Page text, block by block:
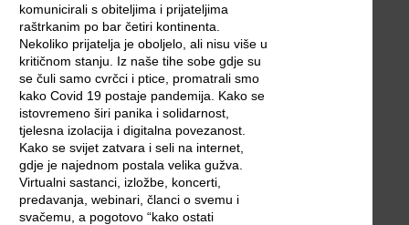
komunicirali s obiteljima i prijateljima
raštrkanim po bar četiri kontinenta.
Nekoliko prijatelja je oboljelo, ali nisu više u
kritičnom stanju. Iz naše tihe sobe gdje su
se čuli samo cvrčci i ptice, promatrali smo
kako Covid 19 postaje pandemija. Kako se
istovremeno širi panika i solidarnost,
tjelesna izolacija i digitalna povezanost.
Kako se svijet zatvara i seli na internet,
gdje je najednom postala velika gužva.
Virtualni sastanci, izložbe, koncerti,
predavanja, webinari, članci o svemu i
svačemu, a pogotovo “kako ostati